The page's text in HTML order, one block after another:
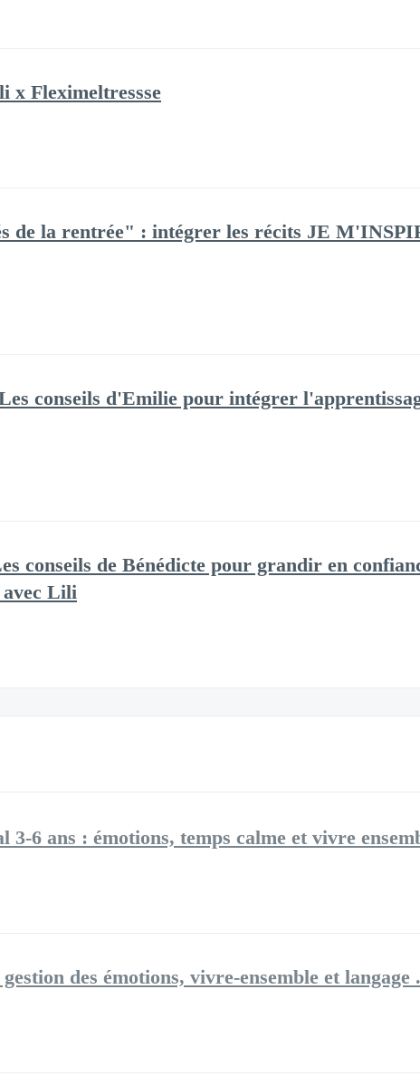
x Fleximeltressse
de la rentrée" : intégrer les récits JE
conseils d'Emilie pour intégrer
conseils de Bénédicte pour grandir en
avec Lili
6 ans : émotions, temps calme et vivre
des émotions, vivre-ensemble et langage